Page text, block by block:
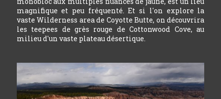
magnifique et peu fréquenté. Et si l'on explore la
vaste Wilderness area de Coyotte Butte, on découvrira
les teepees de grès rouge de Cottonwood Cove, au
milieu d'un vaste plateau désertique.